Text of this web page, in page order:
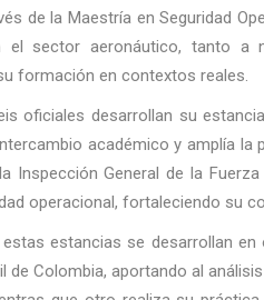
de la Maestría en Seguridad
el sector aeronáutico, tanto a
formación en contextos reales.
oficiales desarrollan su
académico y amplía
Inspección General de la
operacional, fortaleciendo su
estancias se desarrollan
de Colombia, aportando al